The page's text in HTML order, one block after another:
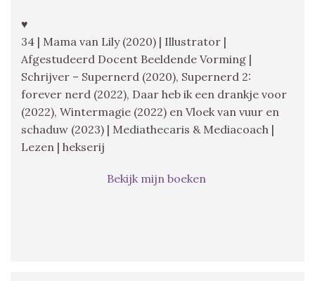
♥
34 | Mama van Lily (2020) | Illustrator |
Afgestudeerd Docent Beeldende Vorming |
Schrijver – Supernerd (2020), Supernerd 2:
forever nerd (2022), Daar heb ik een drankje voor
(2022), Wintermagie (2022) en Vloek van vuur en
schaduw (2023) | Mediathecaris & Mediacoach |
Lezen | hekserij
Bekijk mijn boeken